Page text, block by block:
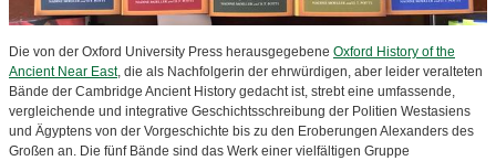
Die von der Oxford University Press herausgegebene Oxford History of the
Ancient Near East, die als Nachfolgerin der ehrwürdigen, aber leider veralteten
Bände der Cambridge Ancient History gedacht ist, strebt eine umfassende,
vergleichende und integrative Geschichtsschreibung der Politien Westasiens
und Ägyptens von der Vorgeschichte bis zu den Eroberungen Alexanders des
Großen an. Die fünf Bände sind das Werk einer vielfältigen Gruppe